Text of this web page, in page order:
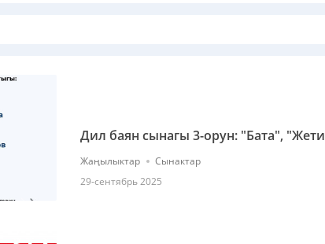
Дил баян сынагы 3-орун: "Бата",
Жаңылыктар
Сынактар
29-сентябрь 2025